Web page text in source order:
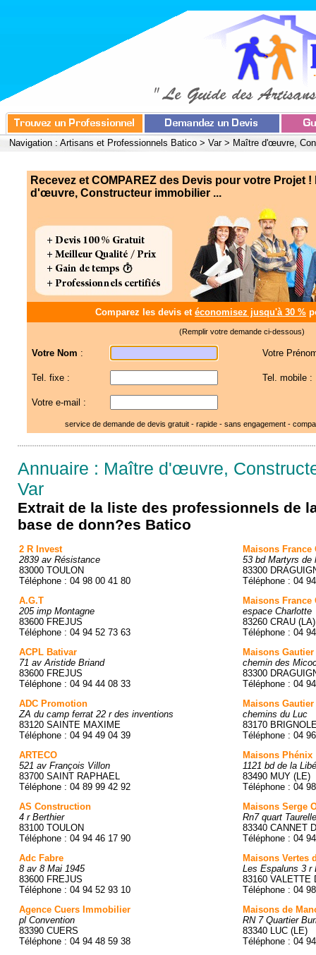
Navigation : Artisans et Professionnels Batico > Var> Maître d'œuvre,
Recevez et COMPAREZ des Devis pour votre Projet !
d'œuvre, Constructeur immobilier ...
Comparez les devis et économisez jusqu'à 30 %
(Remplir votre demande ci-dessous)
Votre Nom : Votre
Tel. fixe : Tel. mobile :
Votre e-mail :
service de demande de devis gratuit - rapide - sans engagement -
Annuaire : Maître d'œuvre,
Var
Extrait de la liste des professionnels de
base de donn?es Batico
2 R Invest
2839 av Résistance
83000 TOULON
Téléphone : 04 98 00 41 80
A.G.T
205 imp Montagne
83600 FREJUS
Téléphone : 04 94 52 73 63
ACPL Bativar
71 av Aristide Briand
83600 FREJUS
Téléphone : 04 94 44 08 33
ADC Promotion
ZA du camp ferrat 22 r des inventions
83120 SAINTE MAXIME
Téléphone : 04 94 49 04 39
ARTECO
521 av François Villon
83700 SAINT RAPHAEL
Téléphone : 04 89 99 42 92
AS Construction
4 r Berthier
83100 TOULON
Téléphone : 04 94 46 17 90
Adc Fabre
8 av 8 Mai 1945
83600 FREJUS
Téléphone : 04 94 52 93 10
Agence Cuers Immobilier
pl Convention
83390 CUERS
Téléphone : 04 94 48 59 38
Maisons France
53 bd Martyrs de
83300
Téléphone : 04
Maisons France
espace Charlotte
83260 CRAU (LA)
Téléphone : 04
Maisons Gautier
chemin des
83300
Téléphone : 04
Maisons Gautier
chemins du Luc
83170
Téléphone : 04
Maisons Phénix
1121 bd de la
83490 MUY (LE)
Téléphone : 04
Maisons Serge
Rn7 quart Taurelle
83340 CANNET
Téléphone : 04
Maisons Vertes
Les Espaluns 3 r
83160 VALETTE
Téléphone : 04
Maisons de
RN 7 Quartier
83340 LUC (LE)
Téléphone : 04